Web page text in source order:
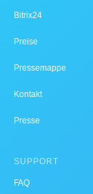
Bitrix24
Preise
Pressemappe
Kontakt
Presse
SUPPORT
FAQ